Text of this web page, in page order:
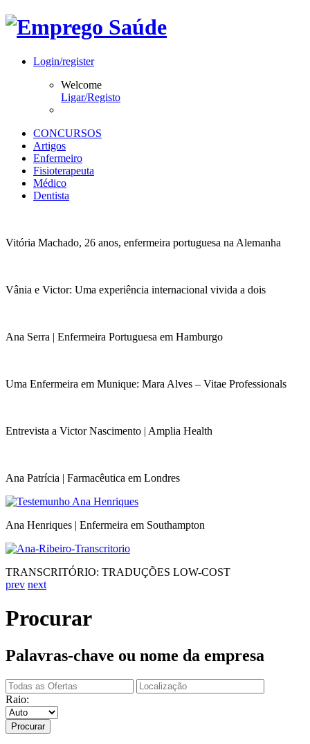
Login/register
Welcome
Ligar/Registo
CONCURSOS
Artigos
Enfermeiro
Fisioterapeuta
Médico
Dentista
Vitória Machado, 26 anos, enfermeira portuguesa na Alemanha
Vânia e Victor: Uma experiência internacional vivida a dois
Ana Serra | Enfermeira Portuguesa em Hamburgo
Uma Enfermeira em Munique: Mara Alves – Vitae Professionals
Entrevista a Victor Nascimento | Amplia Health
Ana Patrícia | Farmacêutica em Londres
Ana Henriques | Enfermeira em Southampton
TRANSCRITÓRIO: TRADUÇÕES LOW-COST
prev next
Procurar
Palavras-chave ou nome da empresa
Raio:
Procurar